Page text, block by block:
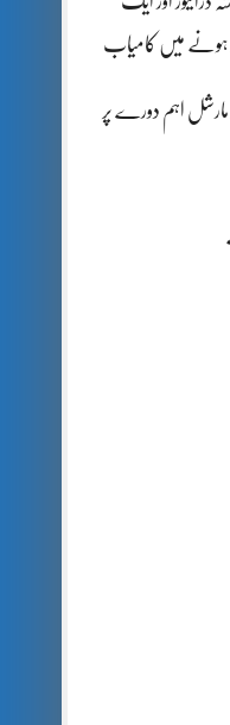
ہونے میں کامیاب
مارشل اہم دورے پر